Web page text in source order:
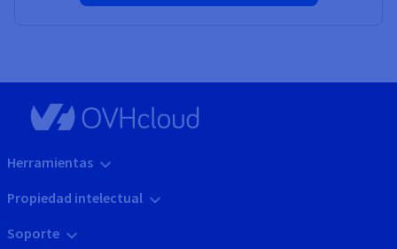
Herramientas
Propiedad intelectual
Soporte